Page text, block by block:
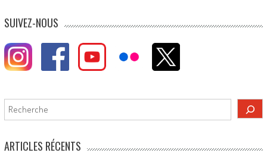
SUIVEZ-NOUS
Rechercher
ARTICLES RÉCENTS